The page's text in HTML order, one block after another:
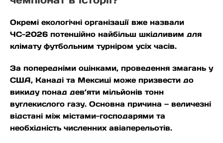
Окремі екологічні організації вже назвали
ЧС-2026 потенційно найбільш шкідливим для
клімату футбольним турніром усіх часів.
За попередніми оцінками, проведення змагань у
США, Канаді та Мексиці може призвести до
викиду понад дев’яти мільйонів тонн
вуглекислого газу. Основна причина — величезні
відстані між містами-господарями та
необхідність численних авіаперельотів.